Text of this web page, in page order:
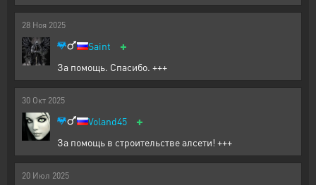
28 Ноя 2025
Saint +
За помощь. Спасибо. +++
30 Окт 2025
Voland45 +
За помощь в строительстве алсети! +++
20 Июл 2025